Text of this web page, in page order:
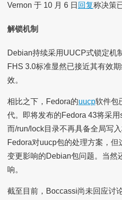
Vernon 于 10 月 6 日 回复称决策
解锁机制
Debian持续采用UUCP式锁定机
FHS 3.0标准显然已接近其有效
效。
相比之下，Fedora的uucp软件包
代。即将发布的Fedora 43将采用
而/run/lock目录不再具备全局写
Fedora对uucp包的处理方案，
变更影响的Debian包问题。当然
响。
截至目前，Boccassi尚未回应讨